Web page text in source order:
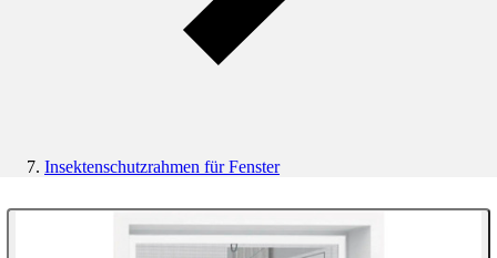
Insektenschutzrahmen für Fenster